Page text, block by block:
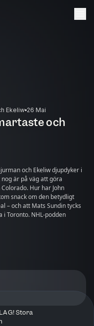
Ekeliw 26 Mai
och
och Ekeliw djupdyker i
är på väg att göra
Hur har John
snack om den betydligt
– och att Mats Sundin tycks
i Toronto. NHL-podden
Stora